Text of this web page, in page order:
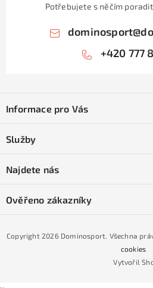
Potřebujete s něčím
dominosport@
+420 777
pInformace pro Vás
Obchodní podmínky
Podmínky GDPR
Podmínky nákupu na splátky ESSOX
Služby
Naše prodejna
Najdete nás
Ověřeno zákazníky
Vytvořil
Copyright 2026 Dominosport. Všechna
cookies